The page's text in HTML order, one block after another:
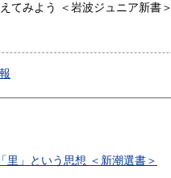
みよう ＜岩波ジュニア新書＞ （大津幸
「里」という思想 ＜新潮選書＞